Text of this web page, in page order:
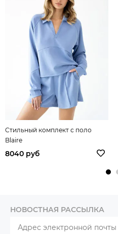
Стильный комплект с поло
Blaire
8040 руб
НОВОСТНАЯ РАССЫЛКА